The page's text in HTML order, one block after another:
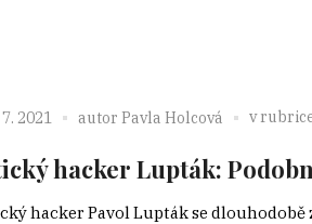
7. 2021 autor Pavla Holcová v
hacker Lupták:
hacker Pavol Lupták se